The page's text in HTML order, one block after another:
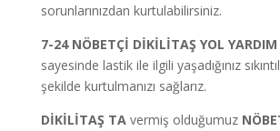
sorunlarınızdan kurtulabilirsiniz.
7-24 NÖBETÇİ DİKİLİTAŞ YOL YARDIM
sayesinde lastik ile ilgili yaşadığınız
şekilde kurtulmanızı sağlarız.
DİKİLİTAŞ TA vermiş olduğumuz